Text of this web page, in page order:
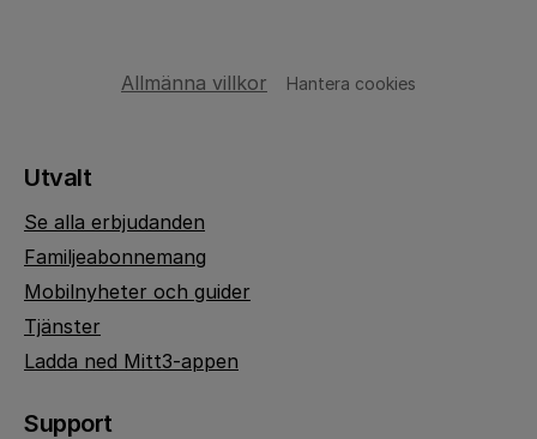
Allmänna villkor Hantera cookies
Utvalt
Se alla erbjudanden
Familjeabonnemang
Mobilnyheter och guider
Tjänster
Ladda ned Mitt3-appen
Support